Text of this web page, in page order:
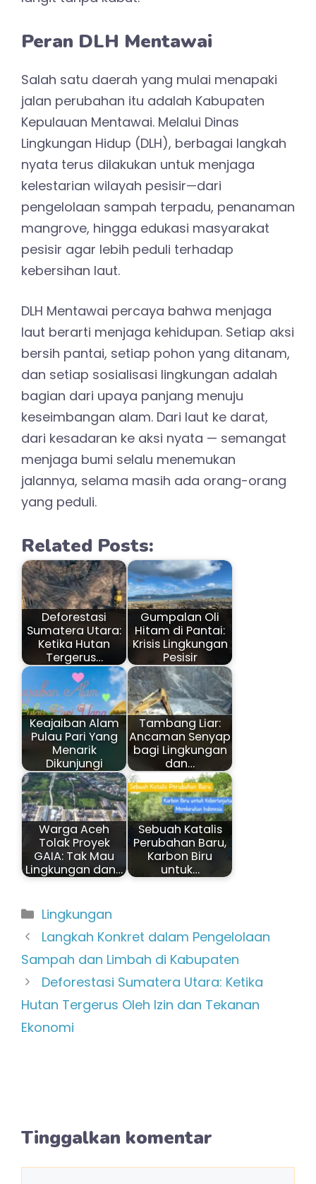
Peran DLH Mentawai
Salah satu daerah yang mulai menapaki
jalan perubahan itu adalah Kabupaten
Kepulauan Mentawai. Melalui Dinas
Lingkungan Hidup (DLH), berbagai langkah
nyata terus dilakukan untuk menjaga
kelestarian wilayah pesisir—dari
pengelolaan sampah terpadu, penanaman
mangrove, hingga edukasi masyarakat
pesisir agar lebih peduli terhadap
kebersihan laut.
DLH Mentawai percaya bahwa menjaga
laut berarti menjaga kehidupan. Setiap aksi
bersih pantai, setiap pohon yang ditanam,
dan setiap sosialisasi lingkungan adalah
bagian dari upaya panjang menuju
keseimbangan alam. Dari laut ke darat,
dari kesadaran ke aksi nyata — semangat
menjaga bumi selalu menemukan
jalannya, selama masih ada orang-orang
yang peduli.
Related Posts:
Deforestasi
Sumatera Utara:
Ketika Hutan
Tergerus…
Gumpalan Oli
Hitam di Pantai:
Krisis Lingkungan
Pesisir
Keajaiban Alam
Pulau Pari Yang
Menarik
Dikunjungi
Tambang Liar:
Ancaman Senyap
bagi Lingkungan
dan…
Warga Aceh
Tolak Proyek
GAIA: Tak Mau
Lingkungan dan…
Sebuah Katalis
Perubahan Baru,
Karbon Biru
untuk…
Kategori
Lingkungan
Langkah Konkret dalam Pengelolaan
Sampah dan Limbah di Kabupaten
Deforestasi Sumatera Utara: Ketika
Hutan Tergerus Oleh Izin dan Tekanan
Ekonomi
Tinggalkan komentar